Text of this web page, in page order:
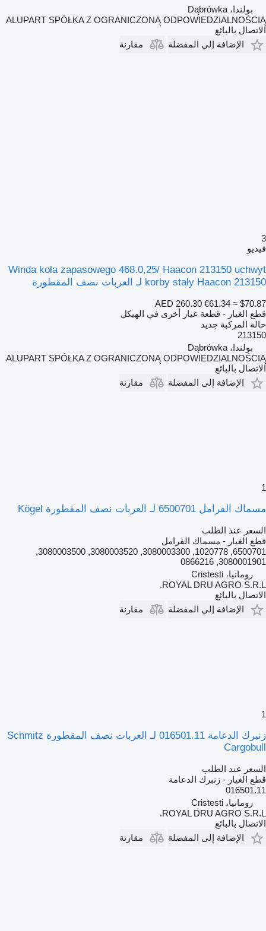
بولندا، Dąbrówka
ALUPART SPÓŁKA Z OGRANICZONĄ ODPOWIEDZIALNOŚCIĄ
الاتصال بالبائع
الإضافة إلى المفضلة
مقارنة
3
فيديو
Winda koła zapasowego 468.0,25/ Haacon 213150 uchwyt
korby stały Haacon 213150 لـ العربات نصف المقطورة
AED 260.30 €61.34 ≈ $70.87
قطع الغيار - قطعة غيار أخرى في الهيكل
حالة المركبة جديد
213150
بولندا، Dąbrówka
ALUPART SPÓŁKA Z OGRANICZONĄ ODPOWIEDZIALNOŚCIĄ
الاتصال بالبائع
الإضافة إلى المفضلة
مقارنة
1
مسماك الفرامل 6500701 لـ العربات نصف المقطورة Kögel
السعر عند الطلب
قطع الغيار - مسماك الفرامل
6500701, 1020778, 3080003300, 3080003520, 3080003500,
3080001901, 0866216
رومانيا، Cristesti
ROYAL DRU AGRO S.R.L.
الاتصال بالبائع
الإضافة إلى المفضلة
مقارنة
1
زنبرك الدعامة 016501.11 لـ العربات نصف المقطورة Schmitz
Cargobull
السعر عند الطلب
قطع الغيار - زنبرك الدعامة
016501.11
رومانيا، Cristesti
ROYAL DRU AGRO S.R.L.
الاتصال بالبائع
الإضافة إلى المفضلة
مقارنة